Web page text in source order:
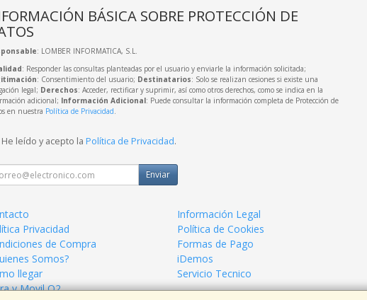
BÁSICA SOBRE PROTECCIÓN DE
: LOMBER INFORMATICA, S.L.
: Responder las consultas planteadas por el usuario y enviarle la información solicitada;
: Consentimiento del usuario; Destinatarios: Solo se realizan cesiones si existe una
legal; Derechos: Acceder, rectificar y suprimir, así como otros derechos, como se indica en la
adicional; Información Adicional: Puede consultar la información completa de Protección de
en nuestra Política de Privacidad.
He leído y acepto la Política de Privacidad.
Enviar
Información Legal
Privacidad
Política de Cookies
de Compra
Formas de Pago
Somos?
iDemos
llegar
Servicio Tecnico
y Movil O2